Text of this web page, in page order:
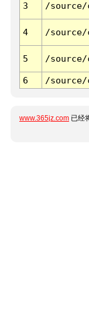
3 /
4 /
5 /
6 /
www.365jz.com 已经